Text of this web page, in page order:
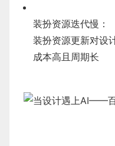
装扮资源迭代慢：
装扮资源更新对设
成本高且周期长